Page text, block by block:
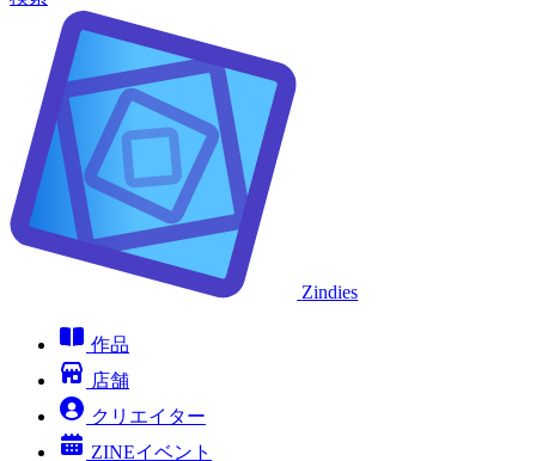
Zindies
作品
店舗
クリエイター
ZINEイベント